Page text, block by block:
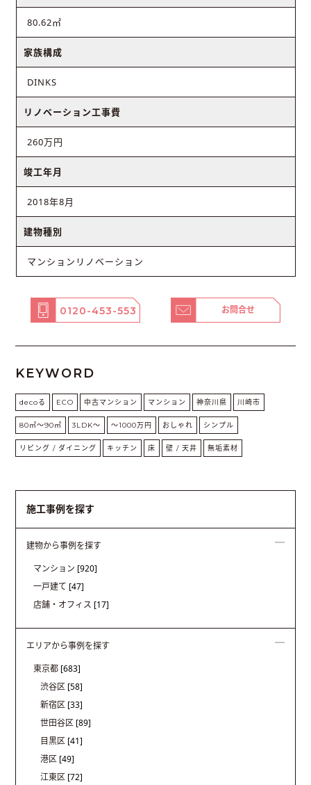
80.62㎡
家族構成
DINKS
リノベーション工事費
260万円
竣工年月
2018年8月
建物種別
マンションリノベーション
0120-453-553 お問合せ
KEYWORD
decoる ECO 中古マンション マンション 神奈川県 川崎市
80㎡〜90㎡ 3LDK〜 〜1000万円 おしゃれ シンプル
リビング / ダイニング キッチン 床 壁 / 天井 無垢素材
施工事例を探す
建物から事例を探す
マンション [920]
一戸建て [47]
店舗・オフィス [17]
エリアから事例を探す
東京都 [683]
渋谷区 [58]
新宿区 [33]
世田谷区 [89]
目黒区 [41]
港区 [49]
江東区 [72]